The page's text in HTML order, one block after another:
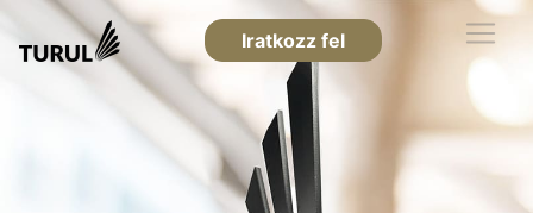
Iratkozz fel